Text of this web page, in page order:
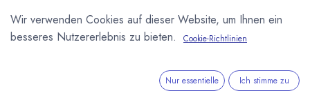
Sale
Wir verwenden Cookies auf dieser Website, um Ihnen ein
besseres Nutzererlebnis zu bieten.
Cookie-Richtlinien
Nur essentielle Ich stimme zu